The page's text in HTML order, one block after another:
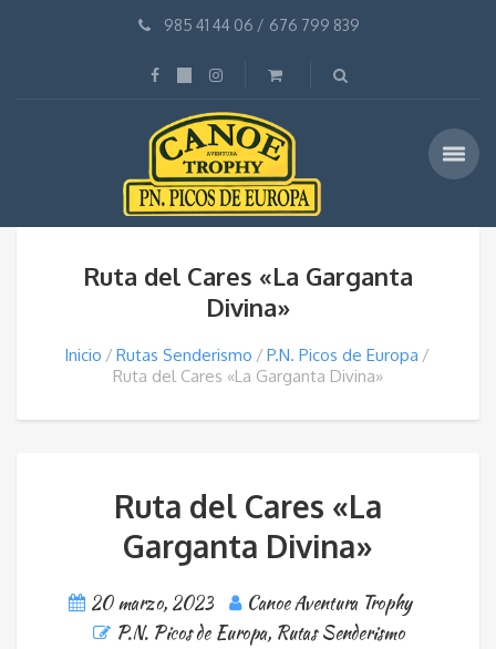
985 41 44 06 / 676 799 839
Ruta del Cares «La Garganta
Divina»
Inicio Rutas Senderismo
P.N. Picos de Europa
Ruta del Cares «La Garganta Divina»
Ruta del Cares «La
Garganta Divina»
20 marzo, 2023
Canoe Aventura Trophy
P.N. Picos de Europa, Rutas Senderismo